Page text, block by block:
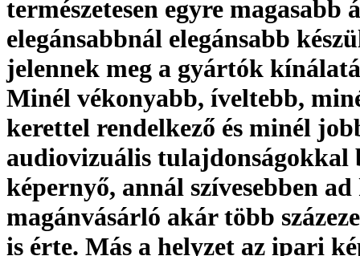
természetesen egyre magasabb
elegánsabbnál elegánsabb
jelennek meg a gyártók
Minél vékonyabb, íveltebb,
kerettel rendelkező és minél
audiovizuális tulajdonságokkal
képernyő, annál szívesebben
magánvásárló akár több
is érte. Más a helyzet az ipari